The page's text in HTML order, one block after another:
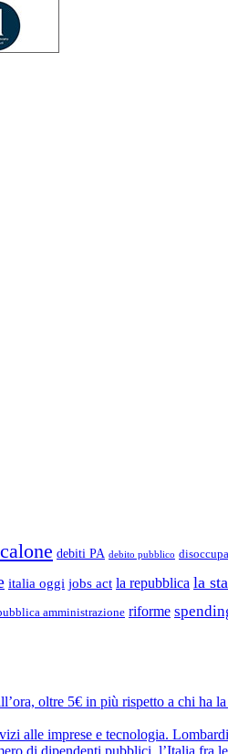
debiti PA debito pubblico
italia oggi jobs act la repubblica la
amministrazione riforme
oltre 5€ in più rispetto a chi ha
alle imprese e tecnologia.